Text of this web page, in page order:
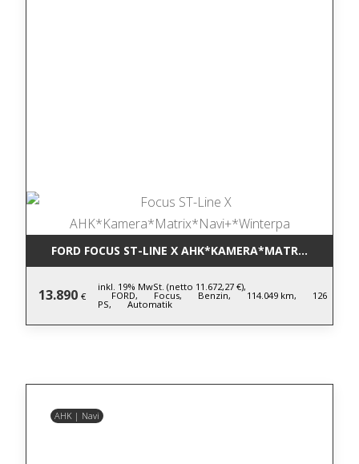
FORD FOCUS ST-LINE X
13.890 €
inkl. 19% MwSt. (netto 11.672,27 €),
FORD, Focus, Benzin, 114.049 km, 126
PS, Automatik
AHK | Navi